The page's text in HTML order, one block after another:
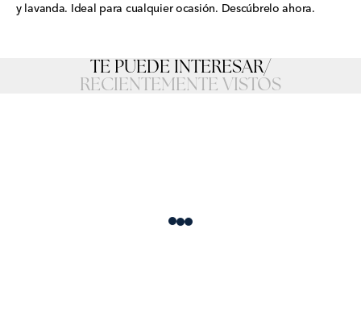
y lavanda. Ideal para cualquier ocasión. Descúbrelo ahora.
TE PUEDE INTERESAR/
RECIENTEMENTE VISTOS
Loading